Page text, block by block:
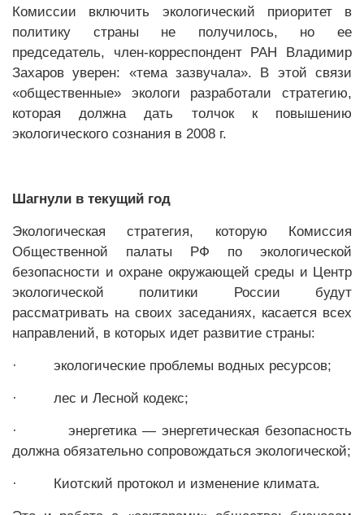
Комиссии включить экологический приоритет в
политику страны не получилось, но ее
председатель, член-корреспондент РАН Владимир
Захаров уверен: «тема зазвучала». В этой связи
«общественные» экологи разработали стратегию,
которая должна дать толчок к повышению
экологического сознания в 2008 г.
Шагнули в текущий год
Экологическая стратегия, которую Комиссия
Общественной палаты РФ по экологической
безопасности и охране окружающей среды и Центр
экологической политики России будут
рассматривать на своих заседаниях, касается всех
направлений, в которых идет развитие страны:
· экологические проблемы водных ресурсов;
· лес и Лесной кодекс;
·
энергетика — энергетическая безопасность
должна обязательно сопровождаться экологической;
· Киотский протокол и изменение климата.